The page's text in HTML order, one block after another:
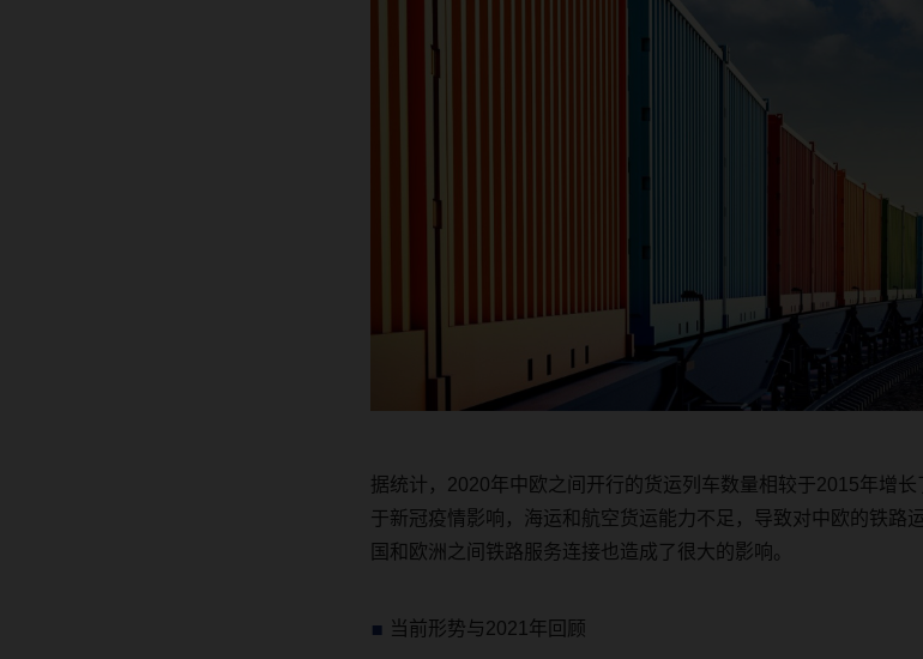
据统计，2020年中欧之间开行的货运列车数量相较于2015年增长
于新冠疫情影响，海运和航空货运能力不足，导致对中欧的铁路
国和欧洲之间铁路服务连接也造成了很大的影响。
当前形势与2021 年回顾